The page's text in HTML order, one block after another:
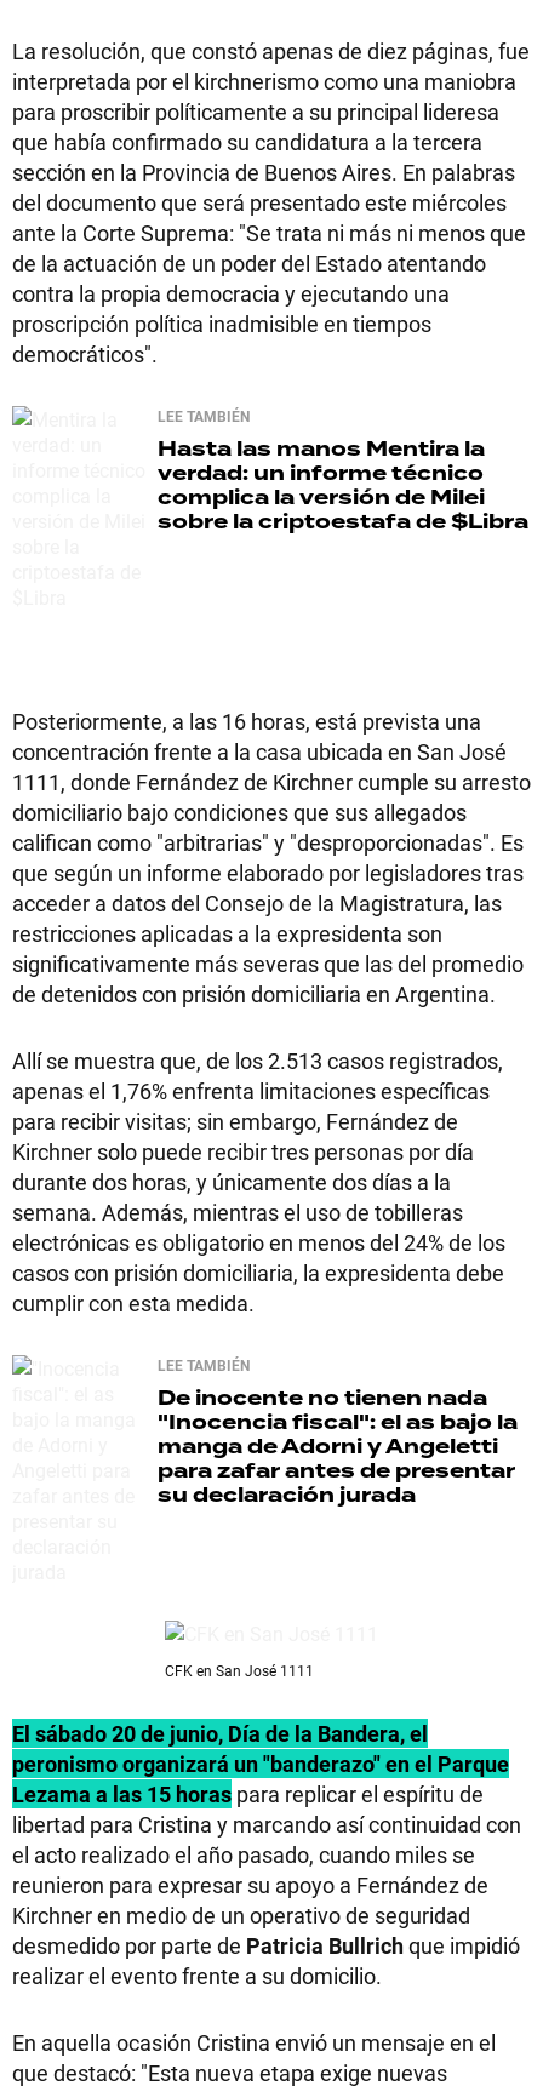
La resolución, que constó apenas de diez páginas, fue
interpretada por el kirchnerismo como una maniobra
para proscribir políticamente a su principal lideresa
que había confirmado su candidatura a la tercera
sección en la Provincia de Buenos Aires. En palabras
del documento que será presentado este miércoles
ante la Corte Suprema: "Se trata ni más ni menos que
de la actuación de un poder del Estado atentando
contra la propia democracia y ejecutando una
proscripción política inadmisible en tiempos
democráticos".
LEE TAMBIÉN
Hasta las manos Mentira la
verdad: un informe técnico
complica la versión de Milei
sobre la criptoestafa de $Libra
Posteriormente, a las 16 horas, está prevista una
concentración frente a la casa ubicada en San José
1111, donde Fernández de Kirchner cumple su arresto
domiciliario bajo condiciones que sus allegados
califican como "arbitrarias" y "desproporcionadas". Es
que según un informe elaborado por legisladores tras
acceder a datos del Consejo de la Magistratura, las
restricciones aplicadas a la expresidenta son
significativamente más severas que las del promedio
de detenidos con prisión domiciliaria en Argentina.
Allí se muestra que, de los 2.513 casos registrados,
apenas el 1,76% enfrenta limitaciones específicas
para recibir visitas; sin embargo, Fernández de
Kirchner solo puede recibir tres personas por día
durante dos horas, y únicamente dos días a la
semana. Además, mientras el uso de tobilleras
electrónicas es obligatorio en menos del 24% de los
casos con prisión domiciliaria, la expresidenta debe
cumplir con esta medida.
LEE TAMBIÉN
De inocente no tienen nada
"Inocencia fiscal": el as bajo la
manga de Adorni y Angeletti
para zafar antes de presentar
su declaración jurada
CFK en San José 1111
El sábado 20 de junio, Día de la Bandera, el
peronismo organizará un "banderazo" en el Parque
Lezama a las 15 horas para replicar el espíritu de
libertad para Cristina y marcando así continuidad con
el acto realizado el año pasado, cuando miles se
reunieron para expresar su apoyo a Fernández de
Kirchner en medio de un operativo de seguridad
desmedido por parte de Patricia Bullrichque impidió
realizar el evento frente a su domicilio.
En aquella ocasión Cristina envió un mensaje en el
que destacó: "Esta nueva etapa exige nuevas